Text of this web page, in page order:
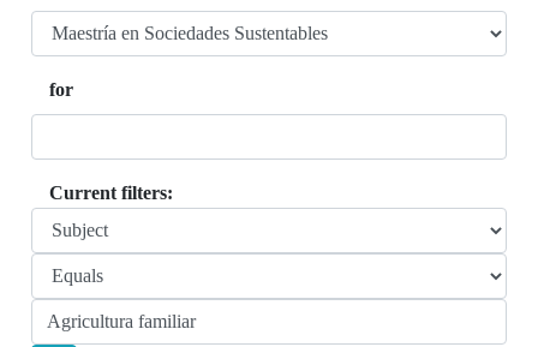
for
Current filters: